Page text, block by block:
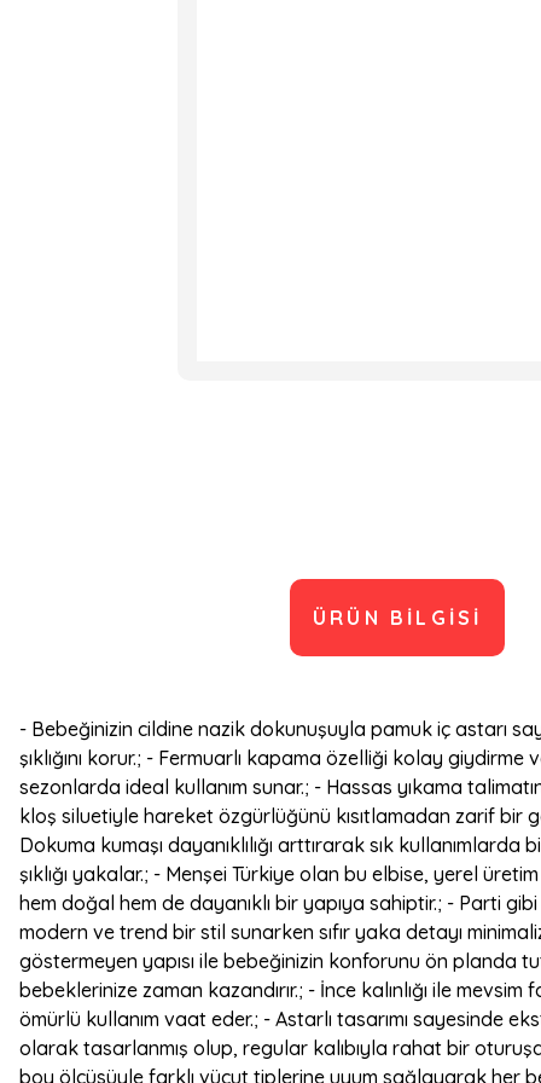
ÜRÜN BILGISI
- Bebeğinizin cildine nazik dokunuşuyla pamuk iç astarı
şıklığını korur.; - Fermuarlı kapama özelliği kolay
sezonlarda ideal kullanım sunar.; - Hassas yıkama
kloş siluetiyle hareket özgürlüğünü kısıtlamadan zarif bir
Dokuma kumaşı dayanıklılığı arttırarak sık
şıklığı yakalar.; - Menşei Türkiye olan bu elbise, yerel
hem doğal hem de dayanıklı bir yapıya sahiptir.; - Parti
modern ve trend bir stil sunarken sıfır yaka detayı
göstermeyen yapısı ile bebeğinizin konforunu ön planda
bebeklerinize zaman kazandırır.; - İnce kalınlığı ile
ömürlü kullanım vaat eder.; - Astarlı tasarımı sayesinde
olarak tasarlanmış olup, regular kalıbıyla rahat bir oturuşa
boy ölçüsüyle farklı vücut tiplerine uyum sağlayarak her